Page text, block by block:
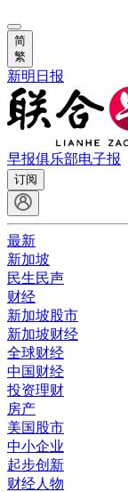
简
繁
新明日报
早报俱乐部电子报
订阅
最新
新加坡
民生民声
财经
新加坡股市
新加坡财经
全球财经
中国财经
投资理财
房产
美国股市
中小企业
起步创新
财经人物